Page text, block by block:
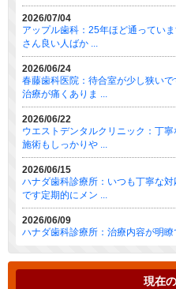
2026/07/04
アップル歯科：25年ほど通ってい
さん良い人ばか ...
2026/06/24
春藤歯科医院：待合室が少し狭い
治療が痛くありま ...
2026/06/22
ウエストデンタルクリニック：丁
施術もしっかりや ...
2026/06/15
ハナダ歯科診療所：いつも丁寧な
です定期的にメン ...
2026/06/09
ハナダ歯科診療所：治療内容が明瞭
現在